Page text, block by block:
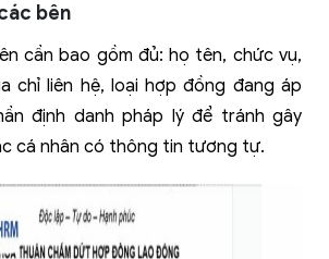
bên
cần bao gồm đủ: họ tên, chức vụ,
chỉ liên hệ, loại hợp đồng đang áp
định danh pháp lý để tránh gây
cá nhân có thông tin tương tự.